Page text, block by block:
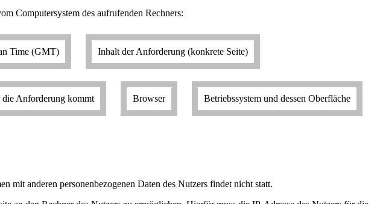
Computersystem des aufrufenden Rechners:
Time (GMT) Inhalt der Anforderung (konkrete Seite)
die Anforderung kommt Browser Betriebssystem und dessen Oberfläche
mit anderen personenbezogenen Daten des Nutzers findet nicht statt.